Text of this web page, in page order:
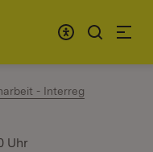
- Interreg
Uhr